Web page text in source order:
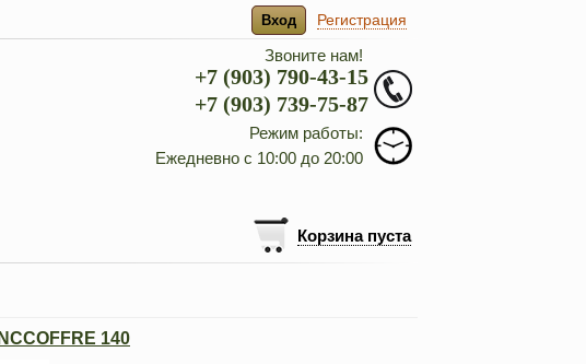
Вход Регистрация
Звоните нам!
+7 (903) 790-43-15
+7 (903) 739-75-87
Режим работы:
Ежедневно с 10:00 до 20:00
Корзина пуста
140